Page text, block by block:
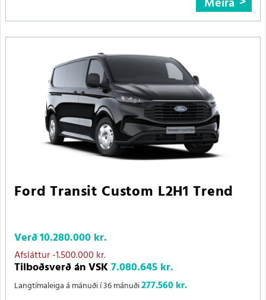
Ford Transit Custom L2H1 Trend
Verð10.280.000 kr.
Afsláttur-1.500.000 kr.
Tilboðsverð án VSK7.080.645 kr.
Langtímaleiga á mánuði í 36 mánuði277.560 kr.